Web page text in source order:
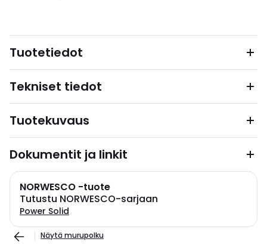
Tuotetiedot
Tekniset tiedot
Tuotekuvaus
Dokumentit ja linkit
NORWESCO -tuote
Tutustu NORWESCO-sarjaan
Power Solid
Näytä murupolku